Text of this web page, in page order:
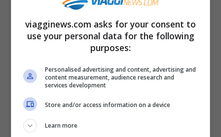
100 e i 300 euro. Ecco, quindi, facendo un
semplice calcolo, come è possibile
fino a 800 euro
viagginews.com asks for your consent to
use your personal data for the following
purposes:
Personalised advertising and content, advertising and
content measurement, audience research and
services development
Store and/or access information on a device
Learn more